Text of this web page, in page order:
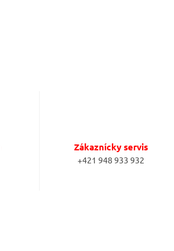
Zákaznícky servis
+421 948 933 932